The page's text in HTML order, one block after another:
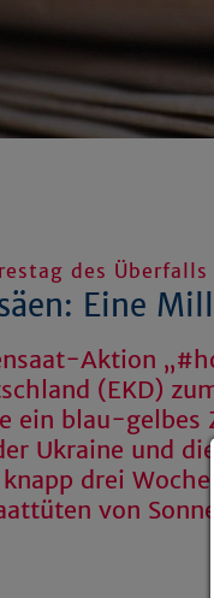
des
Eine
Aktion
(EKD)
ein blau-
Ukraine und
drei
von